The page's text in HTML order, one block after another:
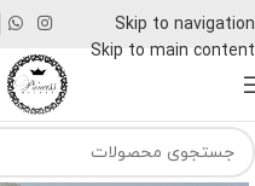
Skip to navigation
Skip to main content